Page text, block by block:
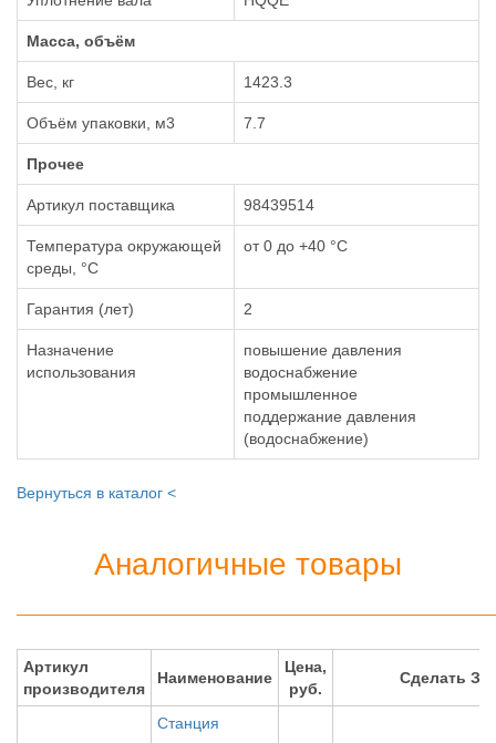
Масса, объём
Вес, кг 1423.3
Объём упаковки, м3 7.7
Прочее
Артикул поставщика 98439514
Температура окружающей
среды, °С
от 0 до +40 °С
Гарантия (лет) 2
Назначение
использования
повышение давления
водоснабжение
промышленное
поддержание давления
(водоснабжение)
Вернуться в каталог <
Аналогичные товары
Артикул
производителя
Наименование
Цена,
руб.
Сделать
Станция